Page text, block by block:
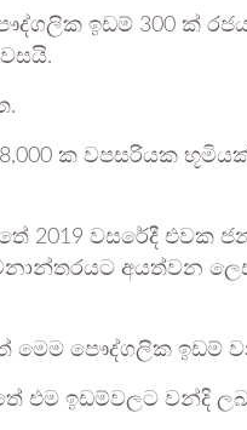
ඉඩම් 300 ක්
ක වපසරියක
2019 වසරේදී එවක
වනාන්තරයට අයත්වන
මෙම පෞද්ගලික ඉඩම්
එම ඉඩම්වලට වන්දි